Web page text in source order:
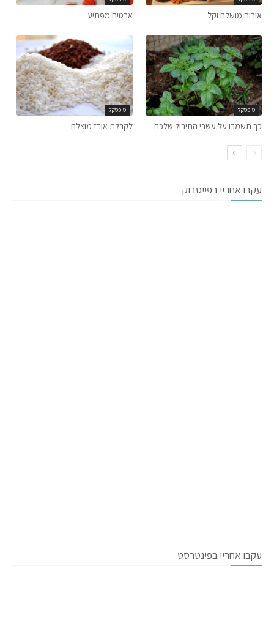
אירוח מושלם וקל אבטיח מפתיע
טיפסקל
כך תשמרו על עשבי התיבול שלכם
טיפסקל
לקבלת אורז מוצלח
עקבו אחריי בפייסבוק
עקבו אחריי בפינטרסט